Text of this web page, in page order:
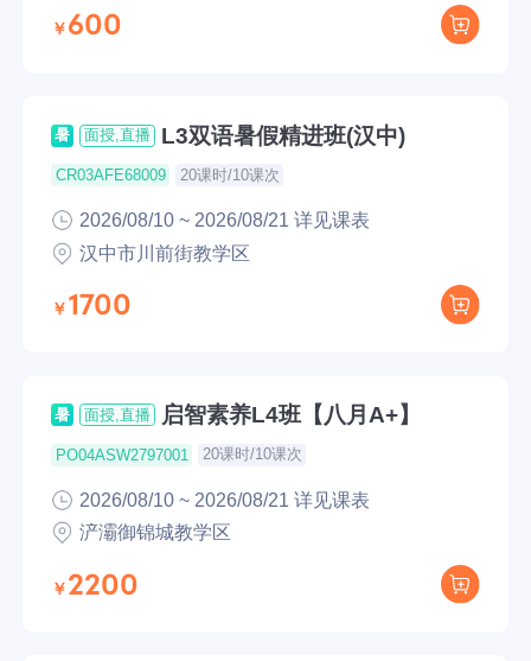
600
暑 面授,直播 L3双语暑假精进班(汉中)
CR03AFE68009 20课时/10课次
2026/08/10 ~ 2026/08/21 详见课表
汉中市川前街教学区
1700
暑 面授,直播 启智素养L4班【八月A+】
PO04ASW2797001 20课时/10课次
2026/08/10 ~ 2026/08/21 详见课表
浐灞御锦城教学区
2200